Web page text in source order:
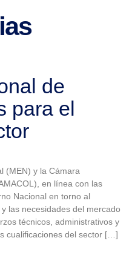
de
para el
(MEN) y la Cámara
en línea con las
Nacional en torno al
las necesidades del mercado
técnicos, administrativos y
cualificaciones del sector […]